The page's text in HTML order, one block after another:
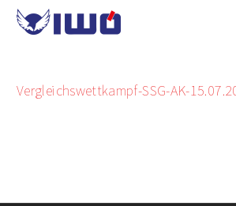
Vergleichswettkampf-SSG-AK-